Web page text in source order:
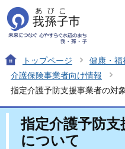
トップページ 健康・福
介護保険事業者向け情報
指定介護予防支援事業者の対
指定介護予防
について